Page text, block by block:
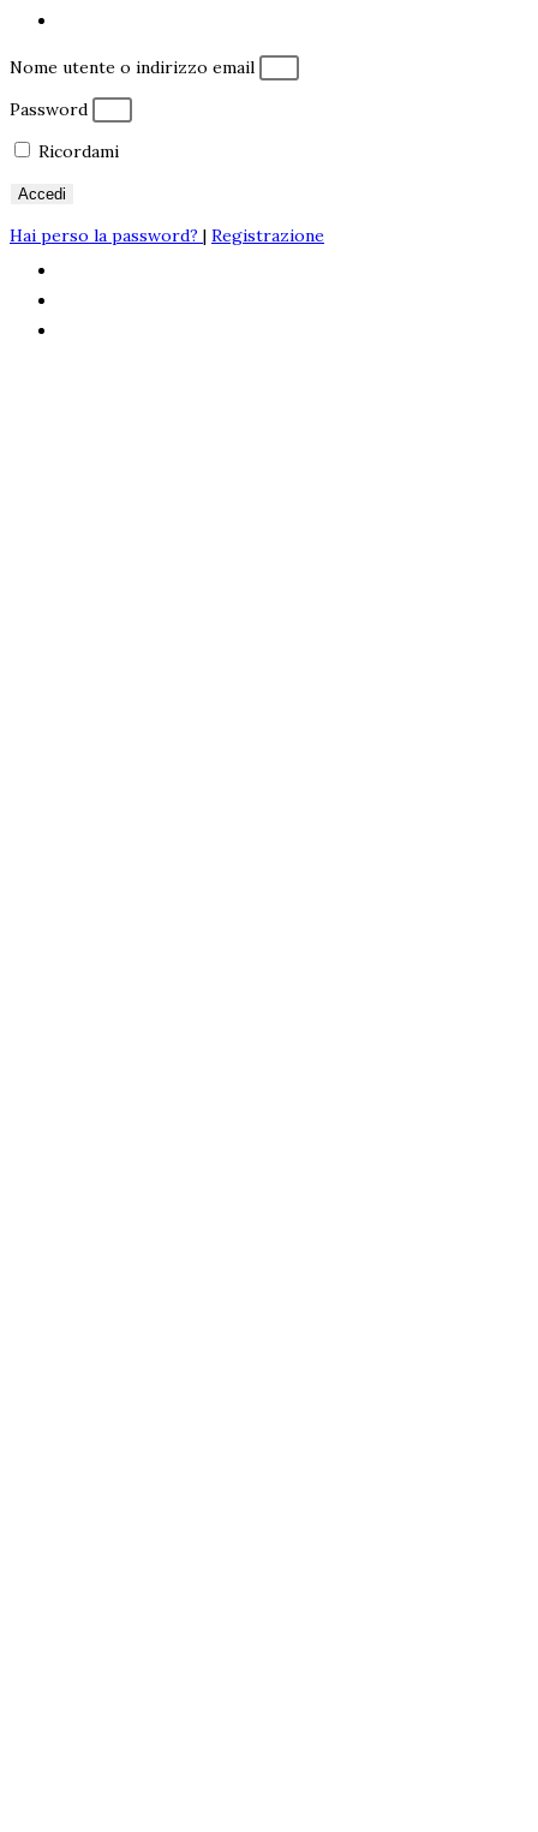
Nome utente o indirizzo email
Password
Ricordami
Accedi
Hai perso la password? | Registrazione